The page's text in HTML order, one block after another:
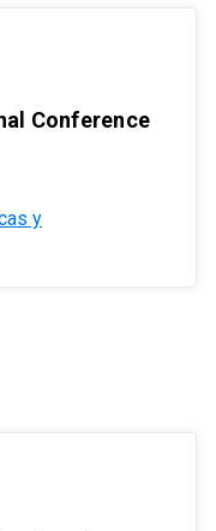
Conference
y